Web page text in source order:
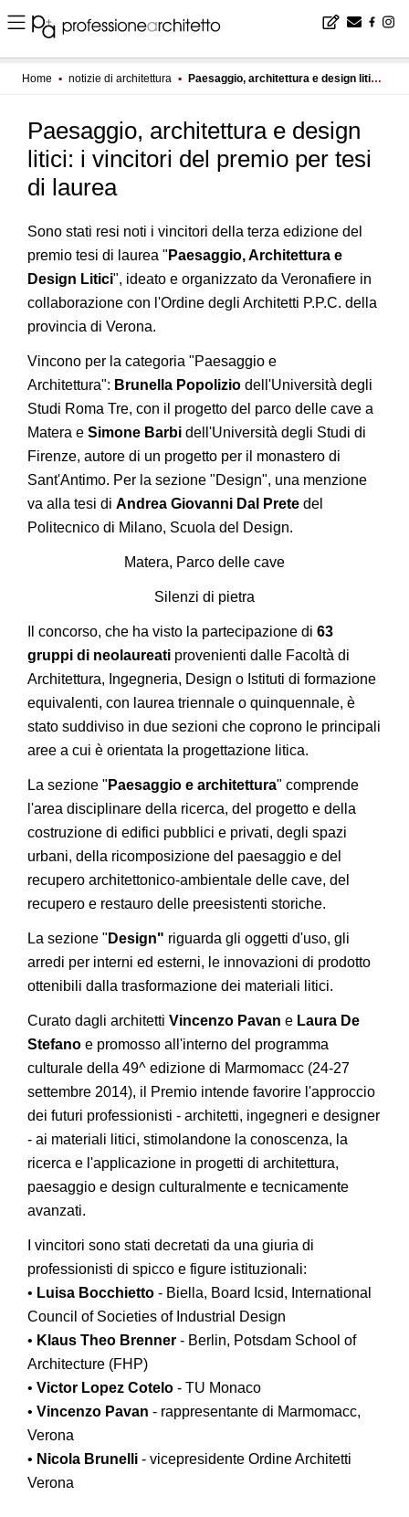
Home ▪ notizie di architettura ▪ Paesaggio, architettura e design litici: i vincitori del premio per tesi di laurea
Paesaggio, architettura e design
litici: i vincitori del premio per tesi
di laurea
Sono stati resi noti i vincitori della terza edizione del
premio tesi di laurea " Paesaggio, Architettura e
Design Litici", ideato e organizzato da Veronafiere in
collaborazione con l'Ordine degli Architetti P.P.C. della
provincia di Verona.
Vincono per la categoria "Paesaggio e
Architettura": Brunella Popolizio dell'Università degli
Studi Roma Tre, con il progetto del parco delle cave a
Matera e Simone Barbi dell'Università degli Studi di
Firenze, autore di un progetto per il monastero di
Sant'Antimo. Per la sezione "Design", una menzione
va alla tesi di Andrea Giovanni Dal Prete del
Politecnico di Milano, Scuola del Design.
Matera, Parco delle cave
Silenzi di pietra
Il concorso, che ha visto la partecipazione di 63
gruppi di neolaureati provenienti dalle Facoltà di
Architettura, Ingegneria, Design o Istituti di formazione
equivalenti, con laurea triennale o quinquennale, è
stato suddiviso in due sezioni che coprono le principali
aree a cui è orientata la progettazione litica.
La sezione " Paesaggio e architettura" comprende
l'area disciplinare della ricerca, del progetto e della
costruzione di edifici pubblici e privati, degli spazi
urbani, della ricomposizione del paesaggio e del
recupero architettonico-ambientale delle cave, del
recupero e restauro delle preesistenti storiche.
La sezione " Design" riguarda gli oggetti d'uso, gli
arredi per interni ed esterni, le innovazioni di prodotto
ottenibili dalla trasformazione dei materiali litici.
Curato dagli architetti Vincenzo Pavan e Laura De
Stefano e promosso all'interno del programma
culturale della 49^ edizione di Marmomacc (24-27
settembre 2014), il Premio intende favorire l'approccio
dei futuri professionisti - architetti, ingegneri e designer
- ai materiali litici, stimolandone la conoscenza, la
ricerca e l'applicazione in progetti di architettura,
paesaggio e design culturalmente e tecnicamente
avanzati.
I vincitori sono stati decretati da una giuria di
professionisti di spicco e figure istituzionali:
• Luisa Bocchietto - Biella, Board Icsid, International
Council of Societies of Industrial Design
• Klaus Theo Brenner - Berlin, Potsdam School of
Architecture (FHP)
• Victor Lopez Cotelo - TU Monaco
• Vincenzo Pavan - rappresentante di Marmomacc,
Verona
• Nicola Brunelli - vicepresidente Ordine Architetti
Verona